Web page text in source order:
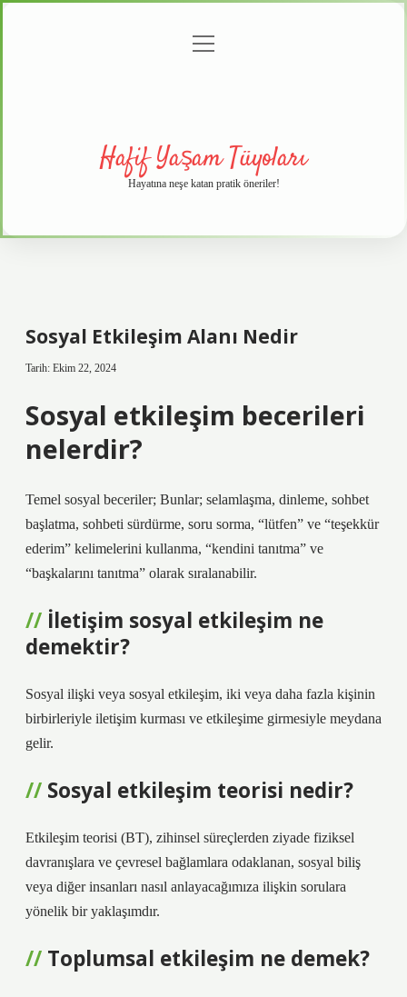
menüyü
Hafif Yaşam Tüyoları
Hayatına neşe katan pratik öneriler!
Sosyal Etkileşim Alanı Nedir
Tarih: Ekim 22, 2024
Sosyal etkileşim becerileri
nelerdir?
Temel sosyal beceriler; Bunlar; selamlaşma, dinleme, sohbet
başlatma, sohbeti sürdürme, soru sorma, “lütfen” ve “teşekkür
ederim” kelimelerini kullanma, “kendini tanıtma” ve
“başkalarını tanıtma” olarak sıralanabilir.
İletişim sosyal etkileşim ne
demektir?
Sosyal ilişki veya sosyal etkileşim, iki veya daha fazla kişinin
birbirleriyle iletişim kurması ve etkileşime girmesiyle meydana
gelir.
Sosyal etkileşim teorisi nedir?
Etkileşim teorisi (BT), zihinsel süreçlerden ziyade fiziksel
davranışlara ve çevresel bağlamlara odaklanan, sosyal biliş
veya diğer insanları nasıl anlayacağımıza ilişkin sorulara
yönelik bir yaklaşımdır.
Toplumsal etkileşim ne demek?